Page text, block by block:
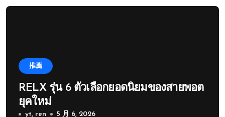
推薦
RELX รุ่น 6 ตัวเลือกยอดนิยมของสายพอต
ยุคใหม่
yt, ren 5 月 6, 2026